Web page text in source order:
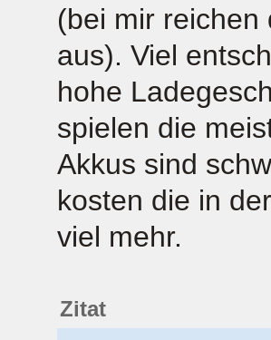
(bei mir reichen
aus). Viel
hohe
spielen die
Akkus sind
kosten die in
viel mehr.
Zitat